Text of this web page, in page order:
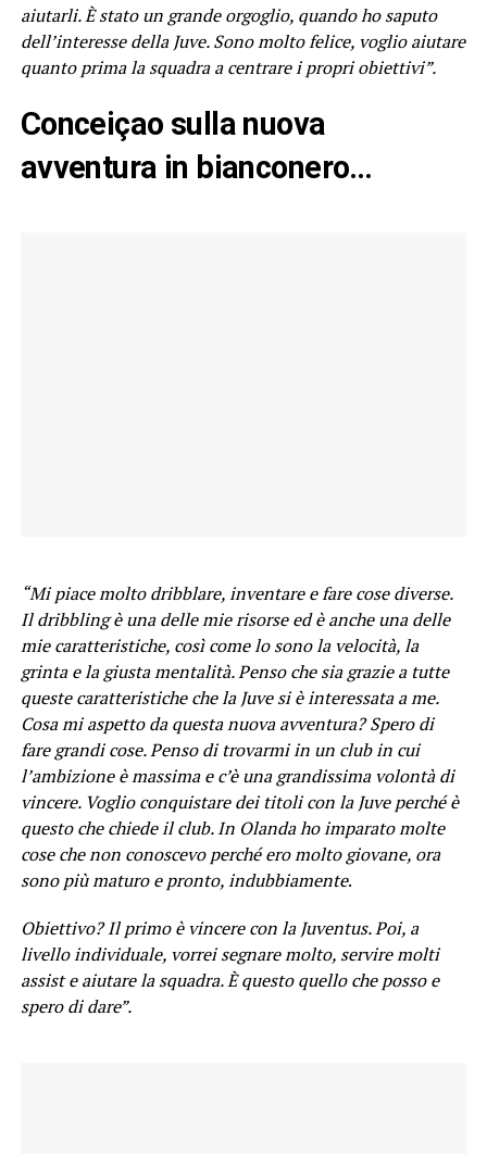
aiutarli. È stato un grande orgoglio, quando ho saputo
dell’interesse della Juve. Sono molto felice, voglio aiutare
quanto prima la squadra a centrare i propri obiettivi”.
Conceiçao sulla nuova
avventura in bianconero…
“Mi piace molto dribblare, inventare e fare cose diverse.
Il dribbling è una delle mie risorse ed è anche una delle
mie caratteristiche, così come lo sono la velocità, la
grinta e la giusta mentalità. Penso che sia grazie a tutte
queste caratteristiche che la Juve si è interessata a me.
Cosa mi aspetto da questa nuova avventura? Spero di
fare grandi cose. Penso di trovarmi in un club in cui
l’ambizione è massima e c’è una grandissima volontà di
vincere. Voglio conquistare dei titoli con la Juve perché è
questo che chiede il club. In Olanda ho imparato molte
cose che non conoscevo perché ero molto giovane, ora
sono più maturo e pronto, indubbiamente.
Obiettivo? Il primo è vincere con la Juventus. Poi, a
livello individuale, vorrei segnare molto, servire molti
assist e aiutare la squadra. È questo quello che posso e
spero di dare”.